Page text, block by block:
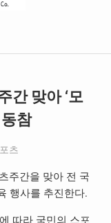
간 맞아 ‘모
참
츠
주간을 맞아 전 국
행사를 추진한다.
따라 국민의 스포